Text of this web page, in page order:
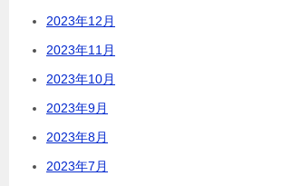
2023年12月
2023年11月
2023年10月
2023年9月
2023年8月
2023年7月